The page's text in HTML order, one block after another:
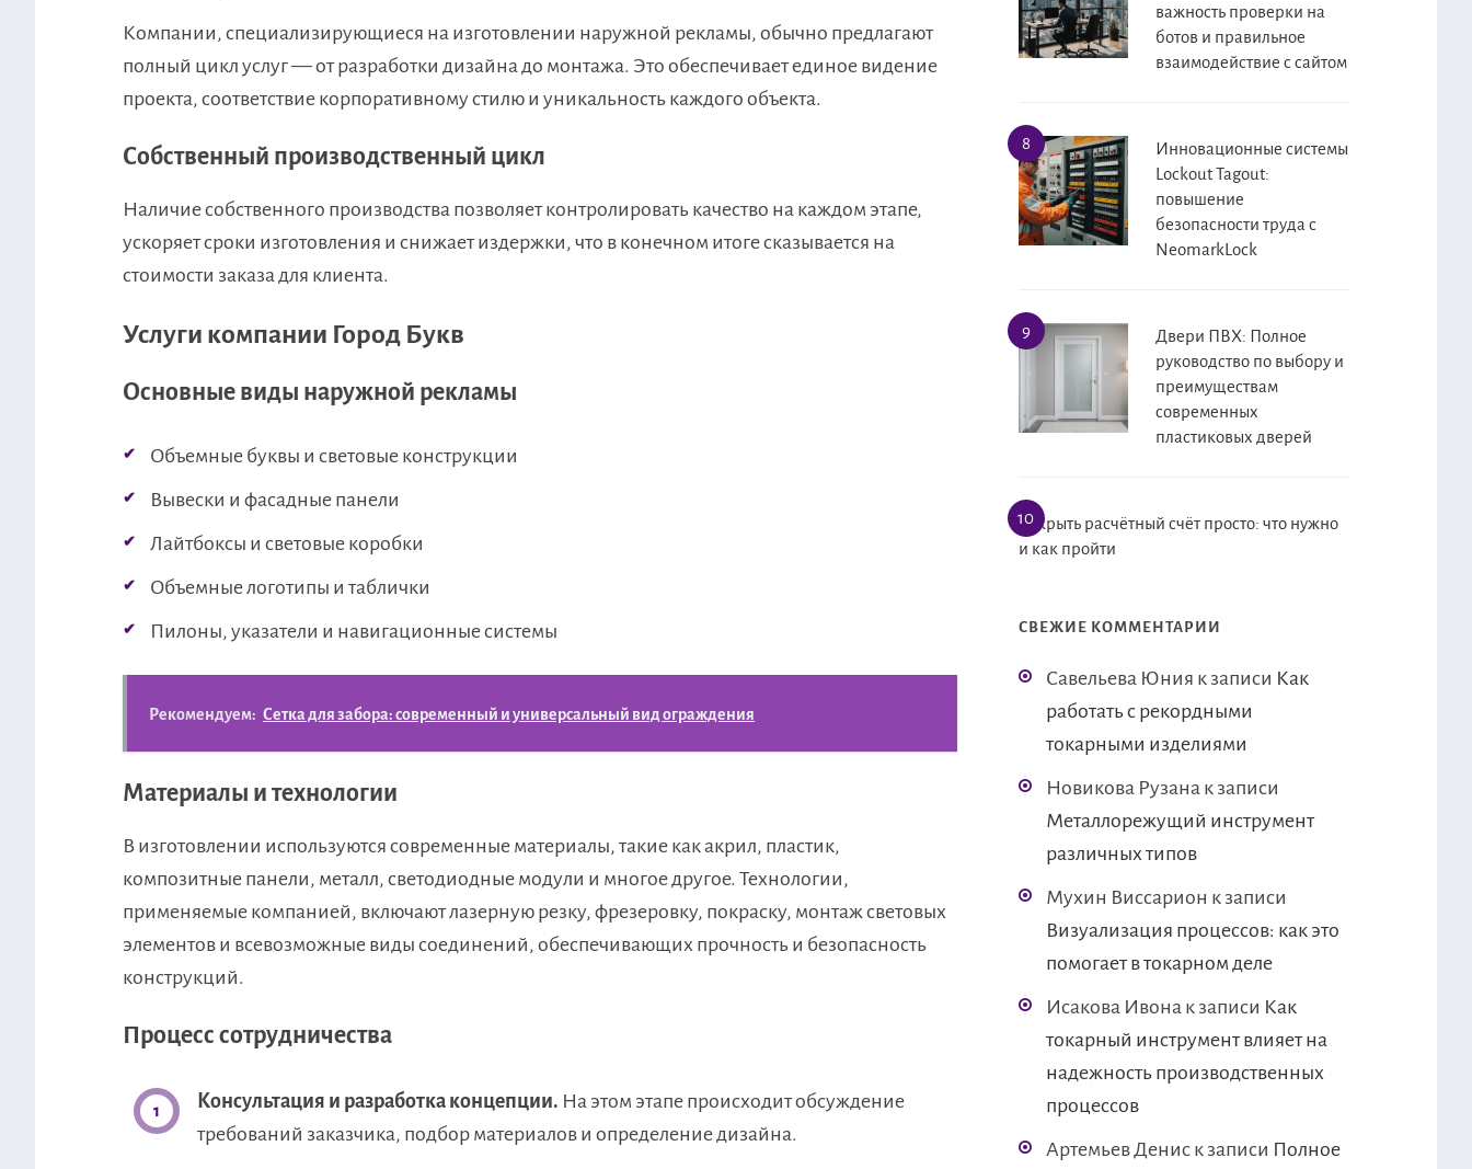
Компании, специализирующиеся на изготовлении наружной рекламы, обычно предлагают
полный цикл услуг — от разработки дизайна до монтажа. Это обеспечивает единое видение
проекта, соответствие корпоративному стилю и уникальность каждого объекта.
Собственный производственный цикл
Наличие собственного производства позволяет контролировать качество на каждом этапе,
ускоряет сроки изготовления и снижает издержки, что в конечном итоге сказывается на
стоимости заказа для клиента.
Услуги компании Город Букв
Основные виды наружной рекламы
Объемные буквы и световые конструкции
Вывески и фасадные панели
Лайтбоксы и световые коробки
Объемные логотипы и таблички
Пилоны, указатели и навигационные системы
Рекомендуем: Сетка для забора: современный и универсальный вид ограждения
Материалы и технологии
В изготовлении используются современные материалы, такие как акрил, пластик,
композитные панели, металл, светодиодные модули и многое другое. Технологии,
применяемые компанией, включают лазерную резку, фрезеровку, покраску, монтаж световых
элементов и всевозможные виды соединений, обеспечивающих прочность и безопасность
конструкций.
Процесс сотрудничества
Консультация и разработка концепции. На этом этапе происходит обсуждение
требований заказчика, подбор материалов и определение дизайна.
важность проверки на
ботов и правильное
взаимодействие с сайтом
Инновационные системы
Lockout Tagout:
повышение
безопасности труда с
NeomarkLock
Двери ПВХ: Полное
руководство по выбору и
преимуществам
современных
пластиковых дверей
Открыть расчётный счёт просто: что нужно
и как пройти
СВЕЖИЕ КОММЕНТАРИИ
Савельева Юния к записи Как
работать с рекордными
токарными изделиями
Новикова Рузана к записи
Металлорежущий инструмент
различных типов
Мухин Виссарион к записи
Визуализация процессов: как это
помогает в токарном деле
Исакова Ивона к записи Как
токарный инструмент влияет на
надежность производственных
процессов
Артемьев Дениск записи Полное